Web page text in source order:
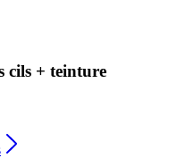
cils + teinture